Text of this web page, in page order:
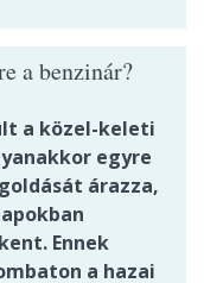
a benzinár?
a közel-keleti
egyre
árazza,
Ennek
a hazai